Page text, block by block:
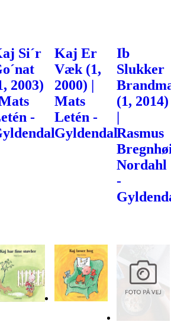
Si´r
2003)
-
Kaj Er
Væk (1,
2000) |
Mats
Letén -
Gyldendal
Ib
Slukker
(1, 2014)
|
Rasmus
Nordahl
-